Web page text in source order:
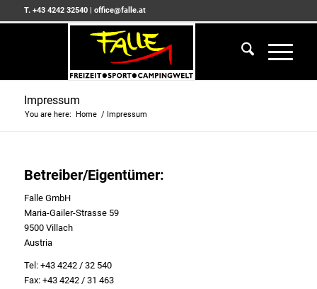
T. +43 4242 32540| office@falle.at
Impressum
You are here: Home / Impressum
Betreiber/Eigentümer:
Falle GmbH
Maria-Gailer-Strasse 59
9500 Villach
Austria
Tel: +43 4242 / 32 540
Fax: +43 4242 / 31 463